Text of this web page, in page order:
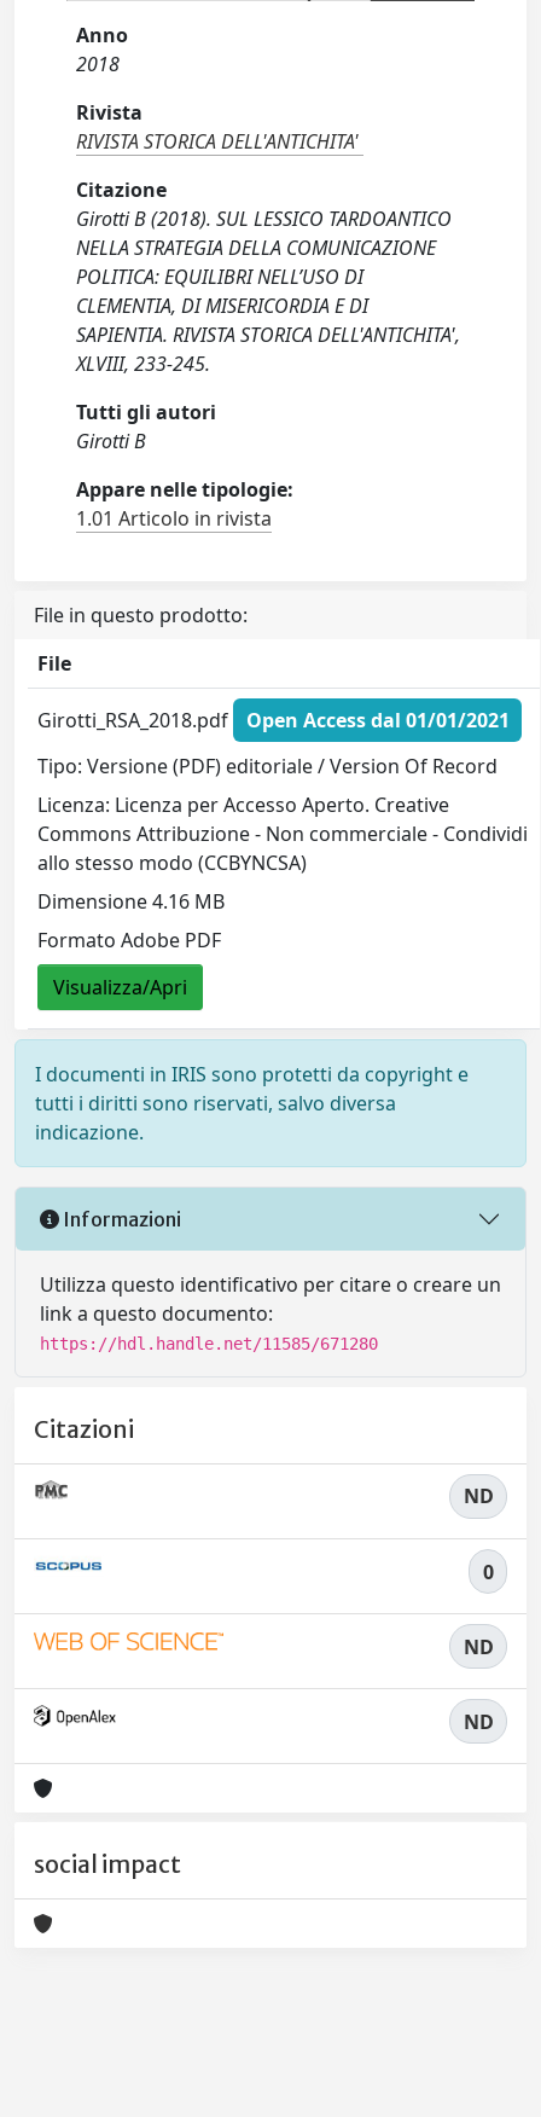
Anno
2018
Rivista
RIVISTA STORICA DELL'ANTICHITA'
Citazione
Girotti B (2018). SUL LESSICO TARDOANTICO
NELLA STRATEGIA DELLA COMUNICAZIONE
POLITICA: EQUILIBRI NELL’USO DI
CLEMENTIA, DI MISERICORDIA E DI
SAPIENTIA. RIVISTA STORICA DELL'ANTICHITA',
XLVIII, 233-245.
Tutti gli autori
Girotti B
Appare nelle tipologie:
1.01 Articolo in rivista
File in questo prodotto:
File
Girotti_RSA_2018.pdf
Open Access dal 01/01/2021
Tipo: Versione (PDF) editoriale / Version Of Record
Licenza: Licenza per Accesso Aperto. Creative
Commons Attribuzione - Non commerciale - Condividi
allo stesso modo (CCBYNCSA)
Dimensione 4.16 MB
Formato Adobe PDF
Visualizza/Apri
I documenti in IRIS sono protetti da copyright e
tutti i diritti sono riservati, salvo diversa
indicazione.
Informazioni
Utilizza questo identificativo per citare o creare un
link a questo documento:
https://hdl.handle.net/11585/671280
Citazioni
ND
0
ND
ND
social impact